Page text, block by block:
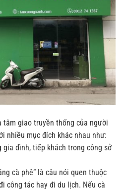
tâm giao truyền thống của người
nhiều mục đích khác nhau như:
đình, tiếp khách trong công sở
cà phê” là câu nói quen thuộc
công tác hay đi du lịch. Nếu cà